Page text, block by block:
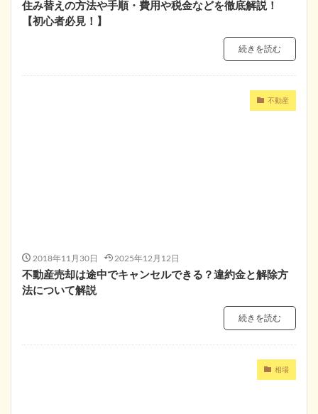
住み替えの方法や手順・費用や税金などを徹底解説！
【初心者必見！】
続きを読む
不動産
2018年11月30日 2025年12月12日
不動産売却は途中でキャンセルできる？違約金と解除方
法について解説
続きを読む
相場